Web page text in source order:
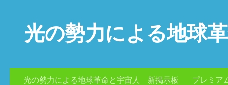
光の勢力による地球
光の勢力による地球革命と宇宙人 新掲示板 プレミア